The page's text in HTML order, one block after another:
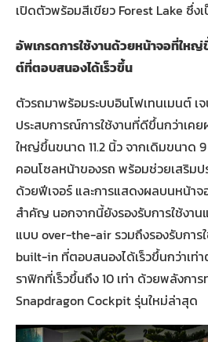
เปิดตัวพร้อมสีเขียว Forest Lake ซึ่ง
อัพเกรดการใช้งานด้วยหน้าจอที่ใหญ่
ต์ที่ตอบสนองได้เร็วขึ้น
ตัวรถมาพร้อมระบบอินโฟเทนเมนต์ เจ
ประสบการณ์การใช้งานที่ดีขึ้นกว่าเค
ใหญ่ขึ้นขนาด 11.2 นิ้ว จากเดิมขนาด
คอนโซลหน้าของรถ พร้อมช่วยเสริมป
ด้วยฟีเจอร์ และการแสดงผลบนหน้า
สำคัญ นอกจากนี้ยังรองรับการใช้งาน
แบบ over-the-air รวมถึงรองรับการ
built-in ที่ตอบสนองได้เร็วขึ้นกว่าเท่า
ราฟิกที่เร็วขึ้นถึง 10 เท่า ด้วยพลังกา
Snapdragon Cockpit รุ่นใหม่ล่าสุด